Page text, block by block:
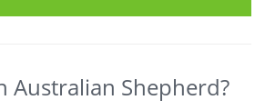
Australian Shepherd?